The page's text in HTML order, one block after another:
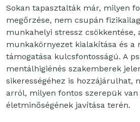
Sokan tapasztalták már, milyen
megőrzése, nem csupán
munkahelyi stressz csökkentése,
munkakörnyezet kialakítása és a
támogatása kulcsfontosságú. A
mentálhigiénés szakemberek
sikerességéhez is hozzájárulhat,
arról, milyen fontos szerepük
életminőségének javítása terén.